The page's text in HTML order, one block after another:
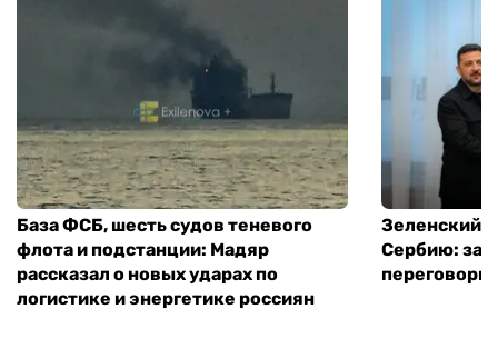
База ФСБ, шесть судов теневого
флота и подстанции: Мадяр
рассказал о новых ударах по
логистике и энергетике россиян
Зеленский
Сербию:
переговоры